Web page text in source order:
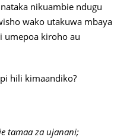
nikuambie ndugu
wako utakuwa mbaya
umepoa kiroho au
hili kimaandiko?
tamaa za ujanani;